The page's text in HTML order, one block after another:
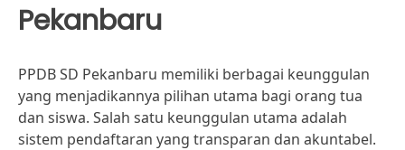
Pekanbaru
PPDB SD Pekanbaru memiliki berbagai keunggulan
yang menjadikannya pilihan utama bagi orang tua
dan siswa. Salah satu keunggulan utama adalah
sistem pendaftaran yang transparan dan akuntabel.